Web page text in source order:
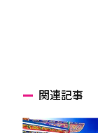
関連記事